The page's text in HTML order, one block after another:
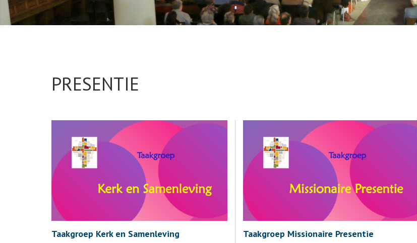
PRESENTIE
Taakgroep Kerk en Samenleving
Taakgroep Missionaire Presentie